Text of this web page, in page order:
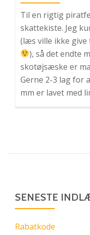
Til en rigtig
skattekiste. Jeg
(læs ville ikke
), så det endte
skotøjsæske er
Gerne 2-3 lag for
mm er lavet med
SENESTE
Rabatkode